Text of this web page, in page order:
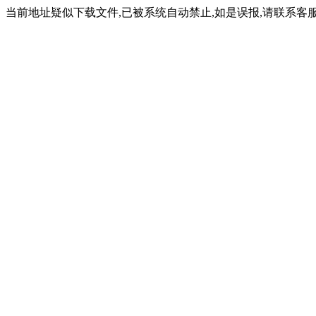
当前地址疑似下载文件,已被系统自动禁止,如是误报,请联系客